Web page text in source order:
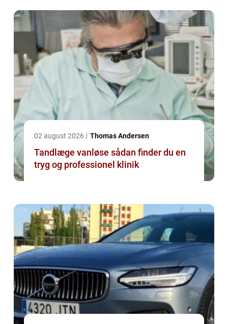
02 august 2026 Thomas Andersen
Tandlæge vanløse sådan finder du en
tryg og professionel klinik